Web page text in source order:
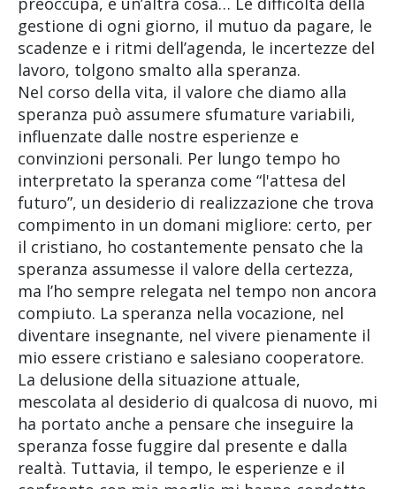
gestione di ogni giorno, il mutuo da pagare, le
scadenze e i ritmi dell’agenda, le incertezze del
lavoro, tolgono smalto alla speranza.
Nel corso della vita, il valore che diamo alla
speranza può assumere sfumature variabili,
influenzate dalle nostre esperienze e
convinzioni personali. Per lungo tempo ho
interpretato la speranza come “l'attesa del
futuro”, un desiderio di realizzazione che trova
compimento in un domani migliore: certo, per
il cristiano, ho costantemente pensato che la
speranza assumesse il valore della certezza,
ma l’ho sempre relegata nel tempo non ancora
compiuto. La speranza nella vocazione, nel
diventare insegnante, nel vivere pienamente il
mio essere cristiano e salesiano cooperatore.
La delusione della situazione attuale,
mescolata al desiderio di qualcosa di nuovo, mi
ha portato anche a pensare che inseguire la
speranza fosse fuggire dal presente e dalla
realtà. Tuttavia, il tempo, le esperienze e il